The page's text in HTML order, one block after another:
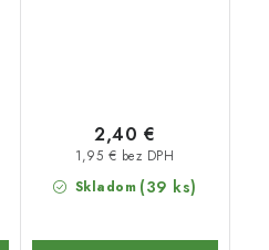
Skladom (39 ks)
1,95 € bez DPH
2,40 €